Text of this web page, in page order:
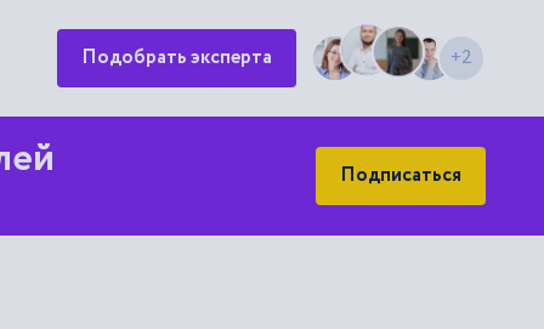
Подобрать эксперта +2
Подписаться